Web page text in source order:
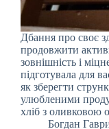
Дбання про своє
продовжити
зовнішність і
підготувала для
як зберегти
улюбленими
хліб з
Богдан